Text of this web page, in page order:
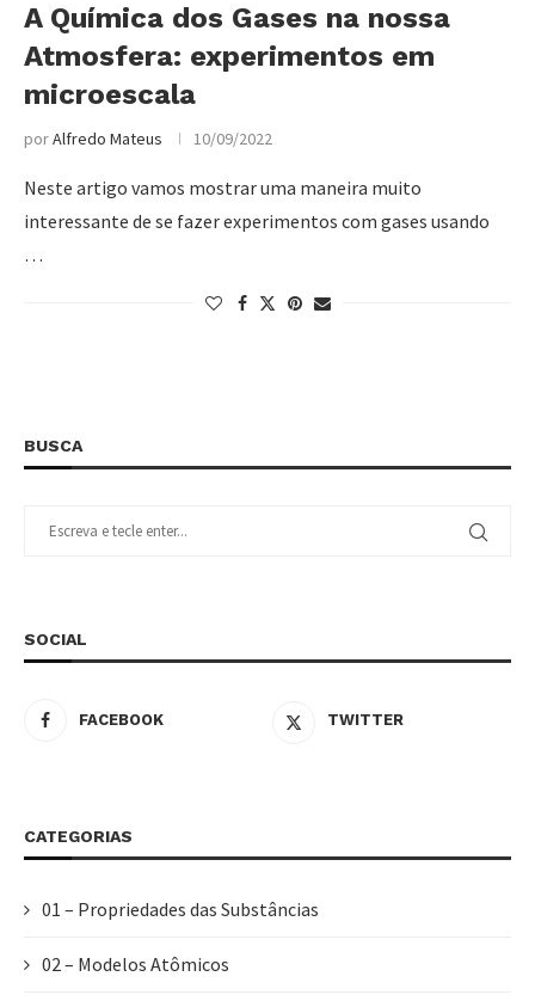
A Química dos Gases na nossa
Atmosfera: experimentos em
microescala
porAlfredo Mateus 10/09/2022
Neste artigo vamos mostrar uma maneira muito
interessante de se fazer experimentos com gases usando
…
BUSCA
SOCIAL
FACEBOOK TWITTER
CATEGORIAS
01 – Propriedades das Substâncias
02 – Modelos Atômicos